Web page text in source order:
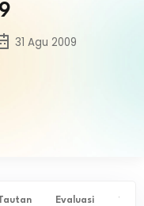
31 Agu 2009
Evaluasi ✨